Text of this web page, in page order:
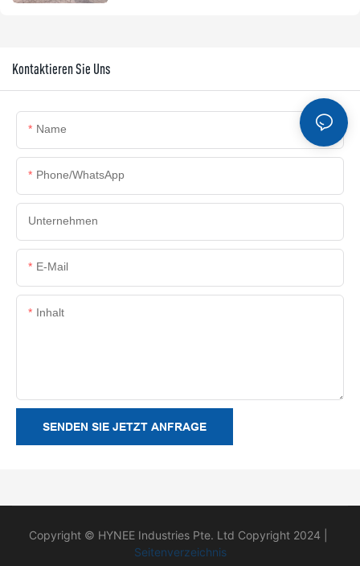
Kontaktieren Sie Uns
Name
Phone/whatsApp
Unternehmen
E-Mail
Inhalt
SENDEN SIE JETZT ANFRAGE
Copyright © HYNEE Industries Pte. Ltd Copyright 2024 |
Seitenverzeichnis